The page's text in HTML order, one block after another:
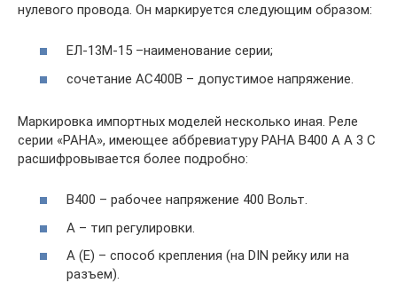
нулевого провода. Он маркируется следующим образом:
ЕЛ-13М-15 –наименование серии;
сочетание АС400В – допустимое напряжение.
Маркировка импортных моделей несколько иная. Реле
серии «PAHA», имеющее аббревиатуру PAHA B400 A A 3 C
расшифровывается более подробно:
B400 – рабочее напряжение 400 Вольт.
А – тип регулировки.
А (Е) – способ крепления (на DIN рейку или на
разъем).